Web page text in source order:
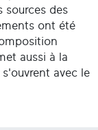
sources des
ont été
aussi à la
avec le